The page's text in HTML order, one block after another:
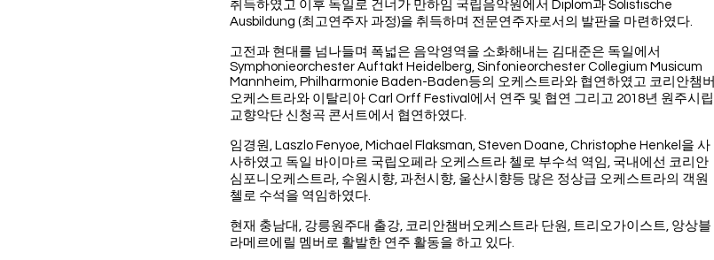
취득하였고 이후 독일로 건너가 만하임 국립음악원에서 Diplom과 Solistische
Ausbildung (최고연주자 과정)을 취득하며 전문연주자로서의 발판을 마련하였다.
고전과 현대를 넘나들며 폭넓은 음악영역을 소화해내는 김대준은 독일에서
Symphonieorchester Auftakt Heidelberg, Sinfonieorchester Collegium Musicum
Mannheim, Philharmonie Baden-Baden등의 오케스트라와 협연하였고 코리안챔버
오케스트라와 이탈리아 Carl Orff Festival에서 연주 및 협연 그리고 2018년 원주시립
교향악단 신청곡 콘서트에서 협연하였다.
임경원, Laszlo Fenyoe, Michael Flaksman, Steven Doane, Christophe Henkel을 사
사하였고 독일 바이마르 국립오페라 오케스트라 첼로 부수석 역임, 국내에선 코리안
심포니오케스트라, 수원시향, 과천시향, 울산시향등 많은 정상급 오케스트라의 객원
첼로 수석을 역임하였다.
현재 충남대, 강릉원주대 출강, 코리안챔버오케스트라 단원, 트리오가이스트, 앙상블
라메르에릴 멤버로 활발한 연주 활동을 하고 있다.